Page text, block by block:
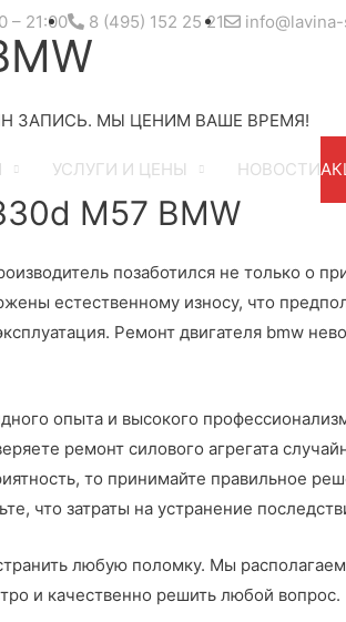
– 21:00 8 (495) 152 25 21
УСЛУГИ И ЦЕНЫ НОВОСТИ
ЗАПИСЬ. МЫ ЦЕНИМ ВАШЕ ВРЕМЯ!
M57 BMW
позаботился не только о
естественному износу, что
Ремонт двигателя bmw
опыта и высокого
ремонт силового агрегата
то принимайте правильное
что затраты на устранение
любую поломку. Мы
и качественно решить любой вопрос.